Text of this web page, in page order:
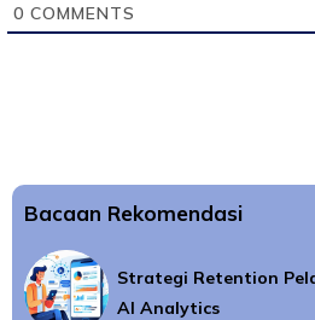
0 COMMENTS
Bacaan Rekomendasi
Strategi Retention
AI Analytics